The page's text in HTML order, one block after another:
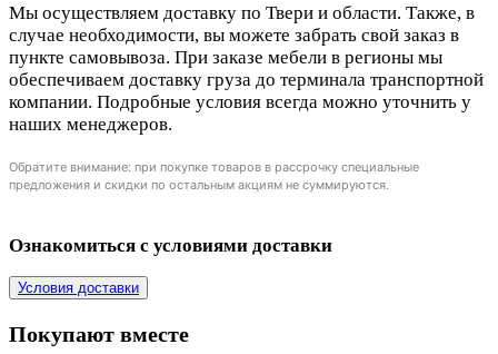
Мы осуществляем доставку по Твери и области. Также, в
случае необходимости, вы можете забрать свой заказ в
пункте самовывоза. При заказе мебели в регионы мы
обеспечиваем доставку груза до терминала транспортной
компании. Подробные условия всегда можно уточнить у
наших менеджеров.
Обратите внимание: при покупке товаров в рассрочку специальные
предложения и скидки по остальным акциям не суммируются.
Ознакомиться с условиями доставки
Условия доставки
Покупают вместе